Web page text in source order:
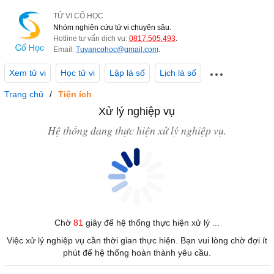
TỬ VI CỔ HỌC
Nhóm nghiên cứu tử vi chuyên sâu.
Hotline tư vấn dịch vụ: 0817.505.493.
Email: Tuvancohoc@gmail.com.
Xem tử vi Học tử vi Lập lá số Lịch lá số
Trang chủ Tiện ích
Xử lý nghiệp vụ
Hệ thống đang thực hiện xử lý nghiệp vụ.
Chờ 81 giây để hệ thống thực hiện xử lý ...
Việc xử lý nghiệp vụ cần thời gian thực hiện. Bạn vui lòng chờ đợi ít
phút để hệ thống hoàn thành yêu cầu.